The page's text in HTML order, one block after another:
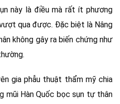
này là điều mà rất ít phương
qua được. Đặc biệt là Nâng
không gây ra biến chứng như
gia phẫu thuật thẩm mỹ chia
mũi Hàn Quốc bọc sụn tự thân